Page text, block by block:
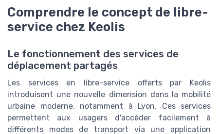
Comprendre le concept de libre-
service chez Keolis
Le fonctionnement des services de
déplacement partagés
Les services en libre-service offerts par Keolis
introduisent une nouvelle dimension dans la mobilité
urbaine moderne, notamment à Lyon. Ces services
permettent aux usagers d'accéder facilement à
différents modes de transport via une application